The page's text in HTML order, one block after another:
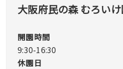
大阪府民の森 むろい
開園時間
9:30-16:30
休園日